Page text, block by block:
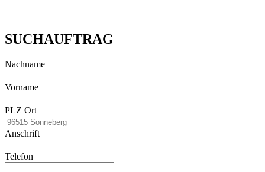
SUCHAUFTRAG
Nachname
Vorname
PLZ Ort
Anschrift
Telefon